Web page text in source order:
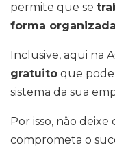
permite que se
forma organizada
Inclusive, aqui na
gratuito que pode
sistema da sua
Por isso, não
comprometa o